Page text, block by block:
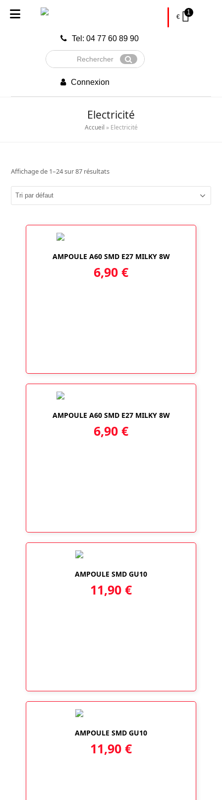
Tel: 04 77 60 89 90
Rechercher
Envoyer
Connexion
€
1
Electricité
Accueil » Electricité
Affichage de 1–24 sur 87 résultats
AMPOULE A60 SMD E27 MILKY 8W
6,90 €
AMPOULE A60 SMD E27 MILKY 8W
6,90 €
AMPOULE SMD GU10
11,90 €
AMPOULE SMD GU10
11,90 €